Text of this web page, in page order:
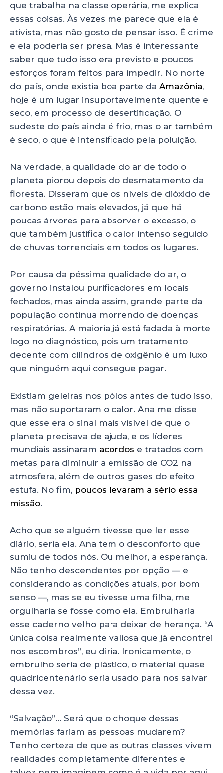
que trabalha na classe operária, me explica
essas coisas. Às vezes me parece que ela é
ativista, mas não gosto de pensar isso. É crime
e ela poderia ser presa. Mas é interessante
saber que tudo isso era previsto e poucos
esforços foram feitos para impedir. No norte
do país, onde existia boa parte da Amazônia,
hoje é um lugar insuportavelmente quente e
seco, em processo de desertificação. O
sudeste do país ainda é frio, mas o ar também
é seco, o que é intensificado pela poluição.
Na verdade, a qualidade do ar de todo o
planeta piorou depois do desmatamento da
floresta. Disseram que os níveis de dióxido de
carbono estão mais elevados, já que há
poucas árvores para absorver o excesso, o
que também justifica o calor intenso seguido
de chuvas torrenciais em todos os lugares.
Por causa da péssima qualidade do ar, o
governo instalou purificadores em locais
fechados, mas ainda assim, grande parte da
população continua morrendo de doenças
respiratórias. A maioria já está fadada à morte
logo no diagnóstico, pois um tratamento
decente com cilindros de oxigênio é um luxo
que ninguém aqui consegue pagar.
Existiam geleiras nos pólos antes de tudo isso,
mas não suportaram o calor. Ana me disse
que esse era o sinal mais visível de que o
planeta precisava de ajuda, e os líderes
mundiais assinaram acordos e tratados com
metas para diminuir a emissão de CO2 na
atmosfera, além de outros gases do efeito
estufa. No fim, poucos levaram a sério essa
missão.
Acho que se alguém tivesse que ler esse
diário, seria ela. Ana tem o desconforto que
sumiu de todos nós. Ou melhor, a esperança.
Não tenho descendentes por opção — e
considerando as condições atuais, por bom
senso —, mas se eu tivesse uma filha, me
orgulharia se fosse como ela. Embrulharia
esse caderno velho para deixar de herança. “A
única coisa realmente valiosa que já encontrei
nos escombros”, eu diria. Ironicamente, o
embrulho seria de plástico, o material quase
quadricentenário seria usado para nos salvar
dessa vez.
“Salvação”… Será que o choque dessas
memórias fariam as pessoas mudarem?
Tenho certeza de que as outras classes vivem
realidades completamente diferentes e